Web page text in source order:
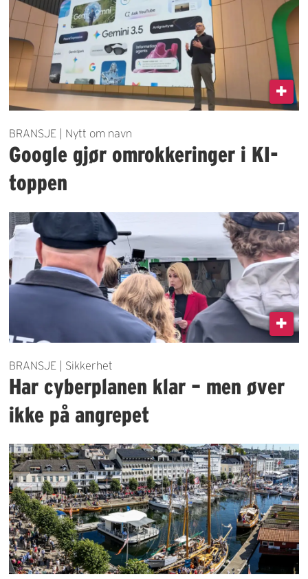
BRANSJE | Nytt om navn
Google gjør omrokkeringer i KI-
toppen
BRANSJE | Sikkerhet
Har cyberplanen klar – men øver
ikke på angrepet